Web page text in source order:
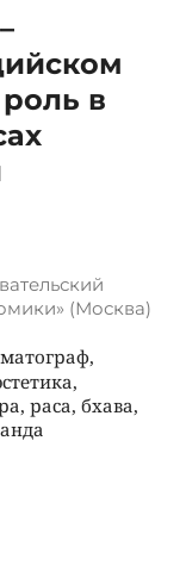
в
(Москва)
раса, бхава,